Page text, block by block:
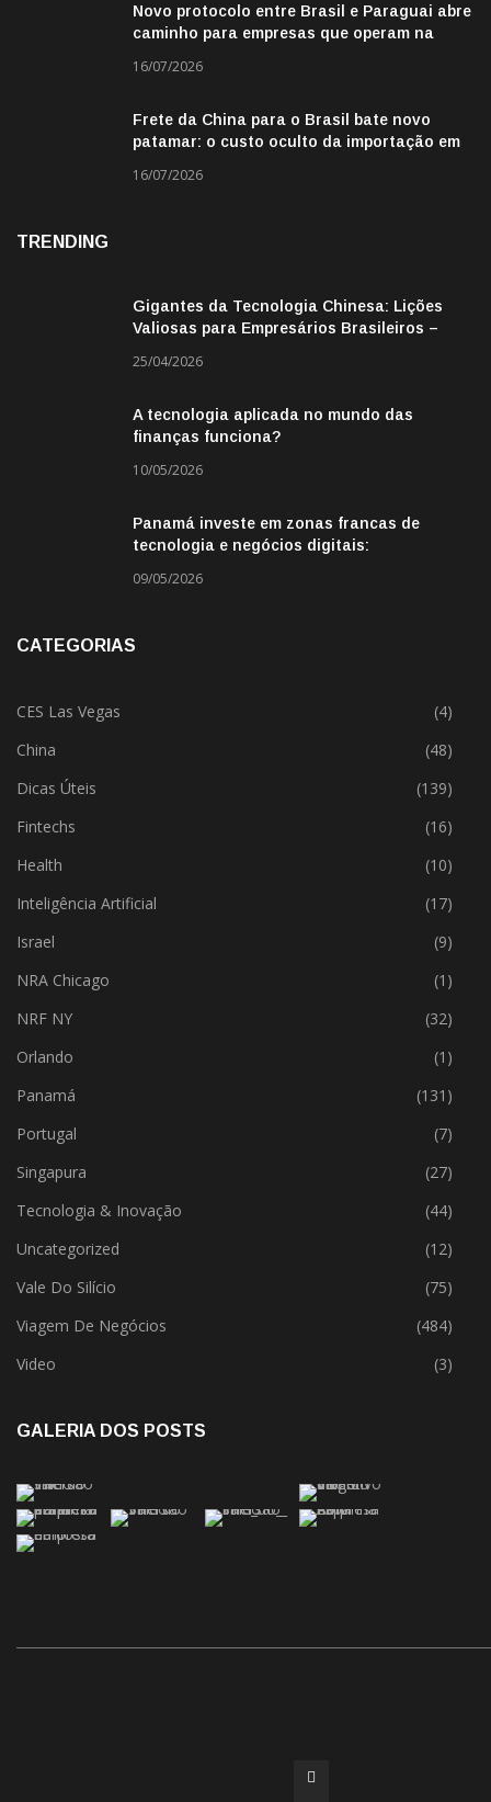
Novo protocolo entre Brasil e Paraguai abre
caminho para empresas que operam na
16/07/2026
Frete da China para o Brasil bate novo
patamar: o custo oculto da importação em
16/07/2026
TRENDING
Gigantes da Tecnologia Chinesa: Lições
Valiosas para Empresários Brasileiros –
25/04/2026
A tecnologia aplicada no mundo das
finanças funciona?
10/05/2026
Panamá investe em zonas francas de
tecnologia e negócios digitais:
09/05/2026
CATEGORIAS
CES Las Vegas
(4)
China
(48)
Dicas Úteis
(139)
Fintechs
(16)
Health
(10)
Inteligência Artificial
(17)
Israel
(9)
NRA Chicago
(1)
NRF NY
(32)
Orlando
(1)
Panamá
(131)
Portugal
(7)
Singapura
(27)
Tecnologia & Inovação
(44)
Uncategorized
(12)
Vale Do Silício
(75)
Viagem De Negócios
(484)
Video
(3)
GALERIA DOS POSTS